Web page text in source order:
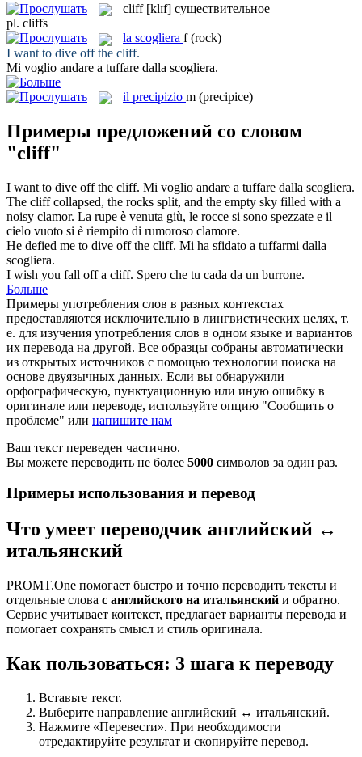
cliff [klɪf] существительное
pl. cliffs
la scogliera f (rock)
I want to dive off the cliff.
Mi voglio andare a tuffare dalla scogliera.
il precipizio m (precipice)
Примеры предложений со словом
"cliff"
I want to dive off the cliff. Mi voglio andare a tuffare dalla scogliera.
The cliffcollapsed, the rocks split, and the empty sky filled with a
noisy clamor. La rupe è venuta giù, le rocce si sono spezzate e il
cielo vuoto si è riempito di rumoroso clamore.
He defied me to dive off the cliff. Mi ha sfidato a tuffarmi dalla
scogliera.
I wish you fall off a cliff. Spero che tu cada da un burrone.
Больше
Примеры употребления слов в разных контекстах
предоставляются исключительно в лингвистических целях, т.
е. для изучения употребления слов в одном языке и вариантов
их перевода на другой. Все образцы собраны автоматически
из открытых источников с помощью технологии поиска на
основе двуязычных данных. Если вы обнаружили
орфографическую, пунктуационную или иную ошибку в
оригинале или переводе, используйте опцию "Сообщить о
проблеме" или напишите нам
Ваш текст переведен частично.
Вы можете переводить не более 5000 символов за один раз.
Примеры использования и перевод
Что умеет переводчик английский ↔
итальянский
PROMT.One помогает быстро и точно переводить тексты и
отдельные слова с английского на итальянский и обратно.
Сервис учитывает контекст, предлагает варианты перевода и
помогает сохранять смысл и стиль оригинала.
Как пользоваться: 3 шага к переводу
Вставьте текст.
Выберите направление английский ↔ итальянский.
Нажмите «Перевести». При необходимости
отредактируйте результат и скопируйте перевод.